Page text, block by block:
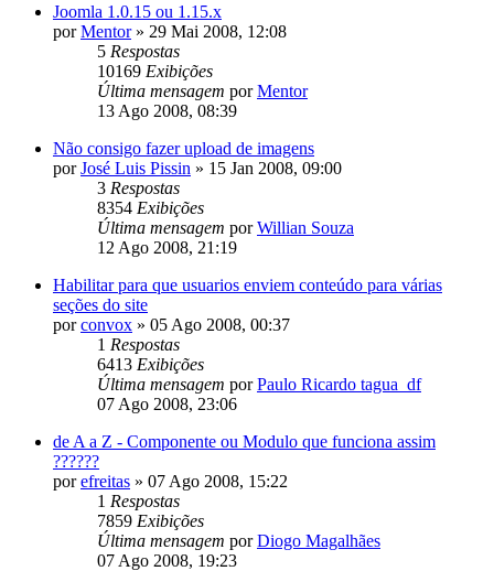
Joomla 1.0.15 ou 1.15.x
porMentor» 29 Mai 2008, 12:08
5 Respostas
10169 Exibições
Última mensagem porMentor
13 Ago 2008, 08:39
Não consigo fazer upload de imagens
porJosé Luis Pissin » 15 Jan 2008, 09:00
3 Respostas
8354 Exibições
Última mensagem porWillian Souza
12 Ago 2008, 21:19
Habilitar para que usuarios enviem conteúdo para várias
seções do site
porconvox » 05 Ago 2008, 00:37
1 Respostas
6413 Exibições
Última mensagem porPaulo Ricardo tagua_df
07 Ago 2008, 23:06
de A a Z - Componente ou Modulo que funciona assim
??????
porefreitas » 07 Ago 2008, 15:22
1 Respostas
7859 Exibições
Última mensagem porDiogo Magalhães
07 Ago 2008, 19:23